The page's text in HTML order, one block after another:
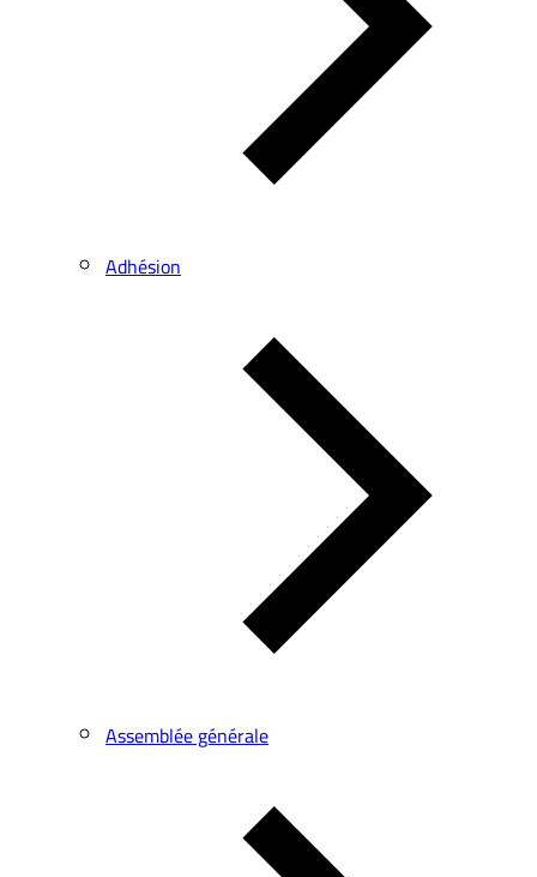
Adhésion
Assemblée générale